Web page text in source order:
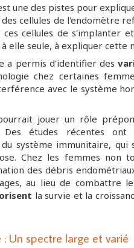
une des pistes pour
cellules de l'endomètre
cellules de s'implanter
elle seule, à expliquer cette
a permis d'identifier des
chez certaines
avec le système
jouer un rôle
Des études récentes
du système immunitaire,
Chez les femmes non
des débris
au lieu de combattre
la survie et la
Un spectre large et varié